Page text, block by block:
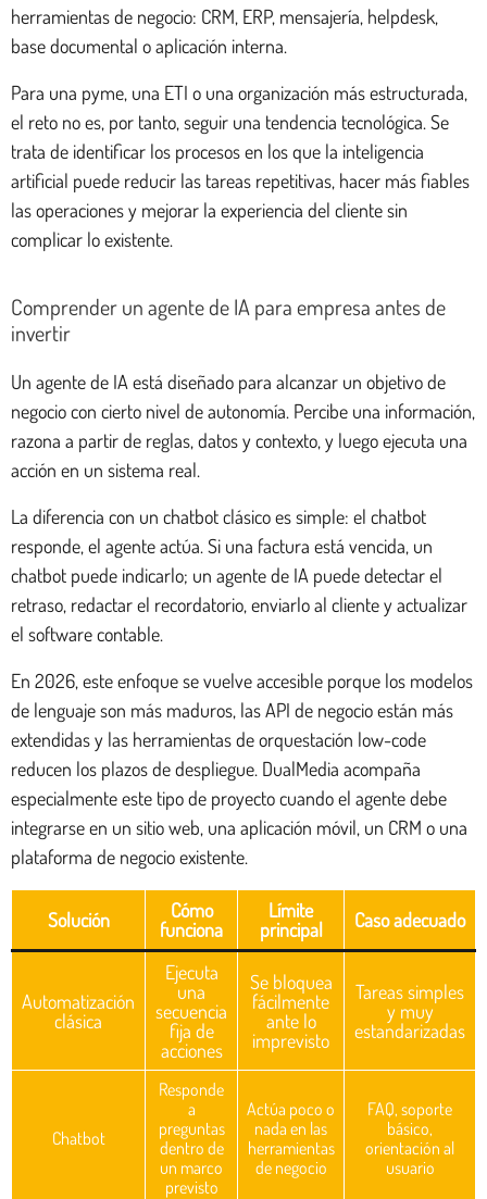
herramientas de negocio: CRM, ERP, mensajería, helpdesk,
base documental o aplicación interna.
Para una pyme, una ETI o una organización más estructurada,
el reto no es, por tanto, seguir una tendencia tecnológica. Se
trata de identificar los procesos en los que la inteligencia
artificial puede reducir las tareas repetitivas, hacer más fiables
las operaciones y mejorar la experiencia del cliente sin
complicar lo existente.
Comprender un agente de IA para empresa antes de
invertir
Un agente de IA está diseñado para alcanzar un objetivo de
negocio con cierto nivel de autonomía. Percibe una información,
razona a partir de reglas, datos y contexto, y luego ejecuta una
acción en un sistema real.
La diferencia con un chatbot clásico es simple: el chatbot
responde, el agente actúa. Si una factura está vencida, un
chatbot puede indicarlo; un agente de IA puede detectar el
retraso, redactar el recordatorio, enviarlo al cliente y actualizar
el software contable.
En 2026, este enfoque se vuelve accesible porque los modelos
de lenguaje son más maduros, las API de negocio están más
extendidas y las herramientas de orquestación low-code
reducen los plazos de despliegue. DualMedia acompaña
especialmente este tipo de proyecto cuando el agente debe
integrarse en un sitio web, una aplicación móvil, un CRM o una
plataforma de negocio existente.
Solución
Cómo
funciona
Límite
principal
Caso adecuado
Automatización
clásica
Ejecuta
una
secuencia
fija de
acciones
Se bloquea
fácilmente
ante lo
imprevisto
Tareas simples
y muy
estandarizadas
Chatbot
Responde
a
preguntas
dentro de
un marco
previsto
Actúa poco o
nada en las
herramientas
de negocio
FAQ, soporte
básico,
orientación al
usuario